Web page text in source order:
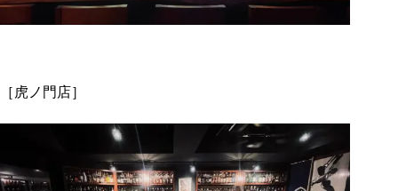
［虎ノ門店］